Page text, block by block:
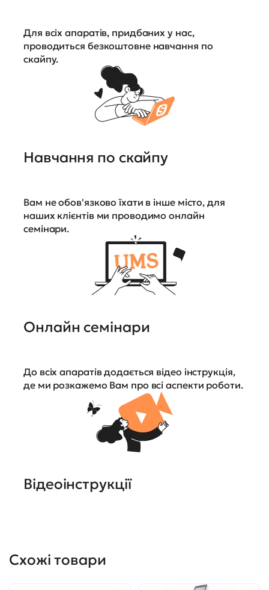
Для всіх апаратів, придбаних у нас,
проводиться безкоштовне навчання по
скайпу.
Навчання по скайпу
Вам не обов'язково їхати в інше місто, для
наших клієнтів ми проводимо онлайн
семінари.
Онлайн семінари
До всіх апаратів додається відео інструкція,
де ми розкажемо Вам про всі аспекти роботи.
Відеоінструкції
Схожі товари